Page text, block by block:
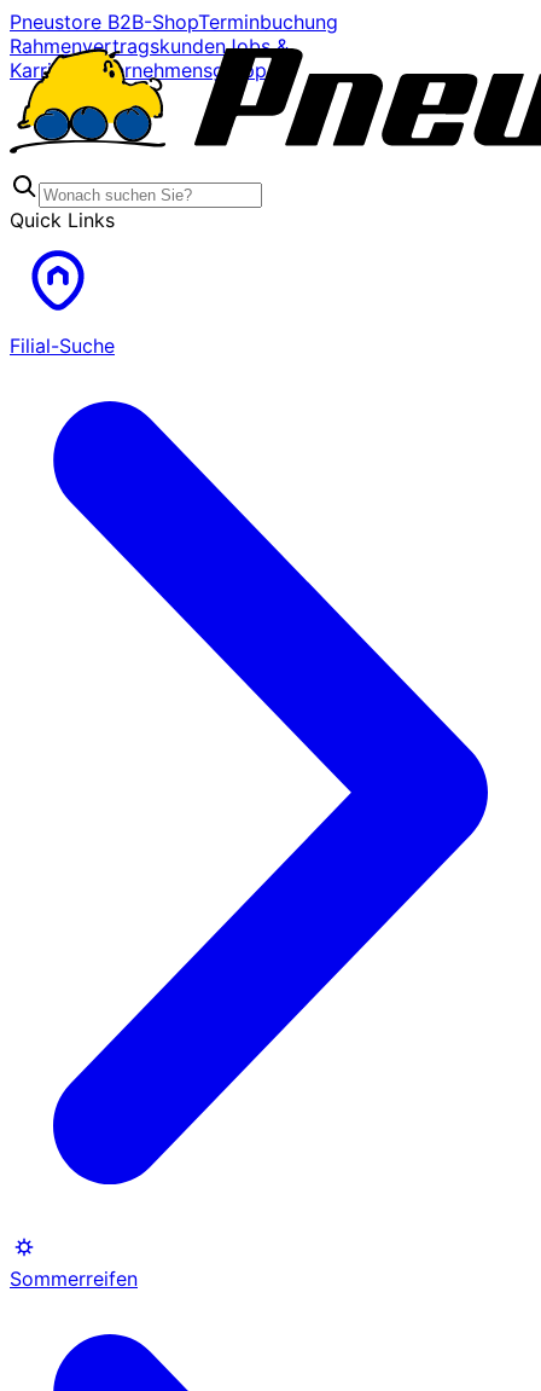
Pneustore B2B-ShopTerminbuchung
RahmenvertragskundenJobs &
Karriere
Unternehmensgruppe
Quick Links
Filial-Suche
Sommerreifen